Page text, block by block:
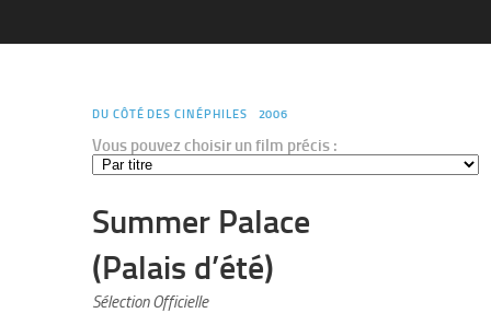
DU CÔTÉ DES CINÉPHILES 2006
Vous pouvez choisir un film précis :
Summer Palace
(Palais d’été)
Sélection Officielle